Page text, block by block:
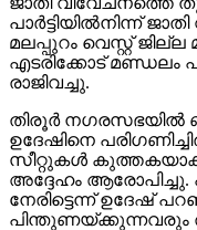
പാര്‍ട്ടിയില്‍നിന്ന് ജാതി
മലപ്പുറം വെസ്റ്റ്
എടരിക്കോട് മണ്ഡലം
രാജിവച്ചു.
തിരൂര്‍ നഗരസഭയില്‍
ഉദേഷിനെ
സീറ്റുകള്‍
അദ്ദേഹം ആരോപിച്ചു.
നേരിട്ടെന്ന് ഉദേഷ്
പിന്തുണയ്ക്കുന്നവരും